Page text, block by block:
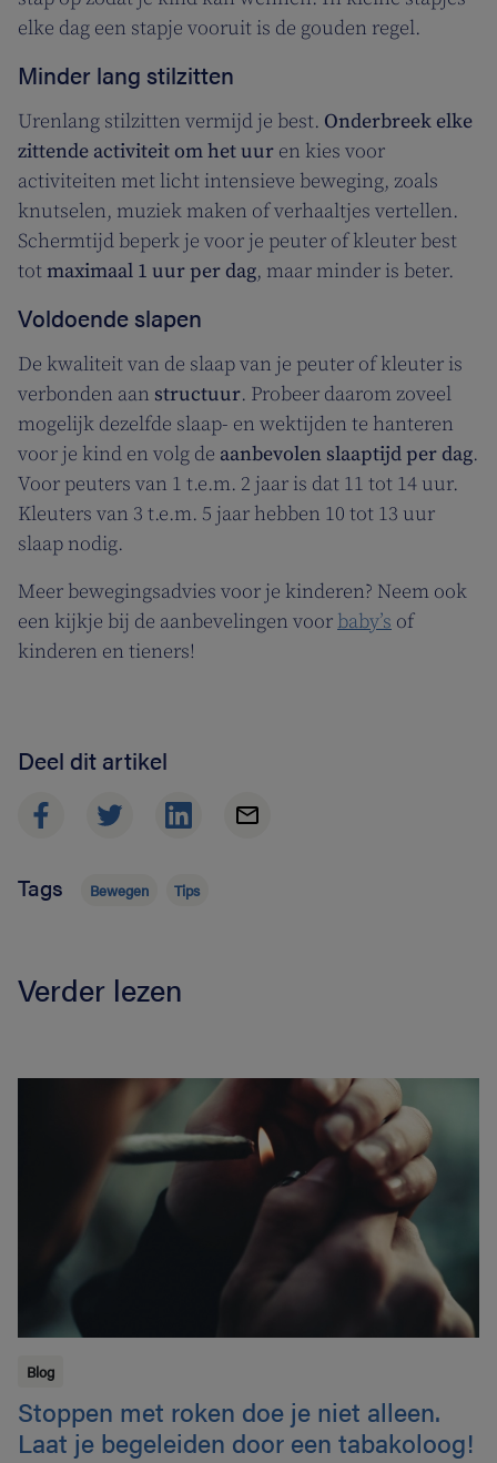
elke dag een stapje vooruit is de gouden regel.
Minder lang stilzitten
Urenlang stilzitten vermijd je best. Onderbreek elke
zittende activiteit om het uur en kies voor
activiteiten met licht intensieve beweging, zoals
knutselen, muziek maken of verhaaltjes vertellen.
Schermtijd beperk je voor je peuter of kleuter best
totmaximaal 1 uur per dag, maar minder is beter.
Voldoende slapen
De kwaliteit van de slaap van je peuter of kleuter is
verbonden aan structuur. Probeer daarom zoveel
mogelijk dezelfde slaap- en wektijden te hanteren
voor je kind en volg de aanbevolen slaaptijd per dag.
Voor peuters van 1 t.e.m. 2 jaar is dat 11 tot 14 uur.
Kleuters van 3 t.e.m. 5 jaar hebben 10 tot 13 uur
slaap nodig.
Meer bewegingsadvies voor je kinderen? Neem ook
een kijkje bij de aanbevelingen voor baby’s of
kinderen en tieners!
Deel dit artikel
Tags Bewegen Tips
Verder lezen
Blog
Stoppen met roken doe je niet alleen.
Laat je begeleiden door een tabakoloog!